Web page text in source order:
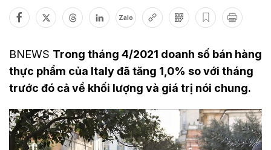
Zalo
BNEWS Trong tháng 4/2021 doanh số bán hàng
thực phẩm của Italy đã tăng 1,0% so với tháng
trước đó cả về khối lượng và giá trị nói chung.